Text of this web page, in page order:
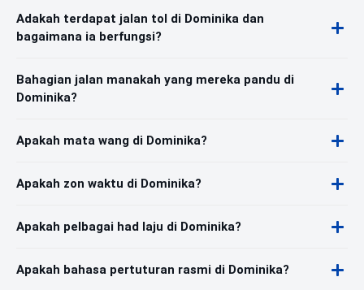
Adakah terdapat jalan tol di Dominika dan
bagaimana ia berfungsi?
Bahagian jalan manakah yang mereka pandu di
Dominika?
Apakah mata wang di Dominika?
Apakah zon waktu di Dominika?
Apakah pelbagai had laju di Dominika?
Apakah bahasa pertuturan rasmi di Dominika?